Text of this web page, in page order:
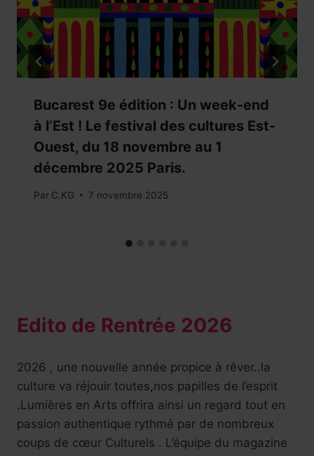
Bucarest 9e édition : Un week-end
à l’Est ! Le festival des cultures Est-
Ouest, du 18 novembre au 1
décembre 2025 Paris.
Par C.KG 7 novembre 2025
Edito de Rentrée 2026
2026 , une nouvelle année propice à rêver..la
culture va réjouir toutes,nos papilles de l’esprit
.Lumières en Arts offrira ainsi un regard tout en
passion authentique rythmé par de nombreux
coups de cœur Culturels . L’équipe du magazine